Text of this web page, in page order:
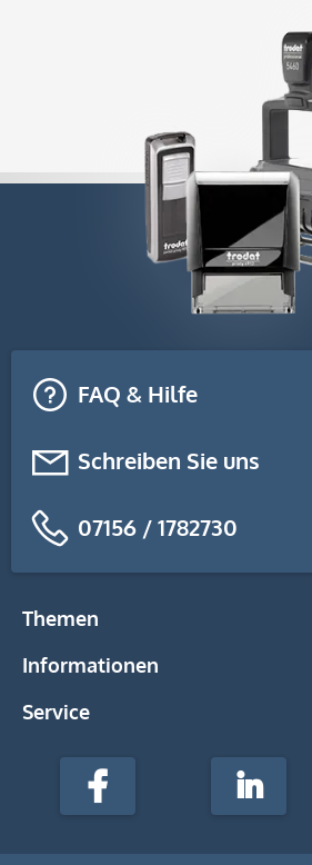
FAQ & Hilfe
Schreiben Sie uns
07156 / 1782730
Themen
Informationen
Service
stempel-
Media
Facebook LinkedIn